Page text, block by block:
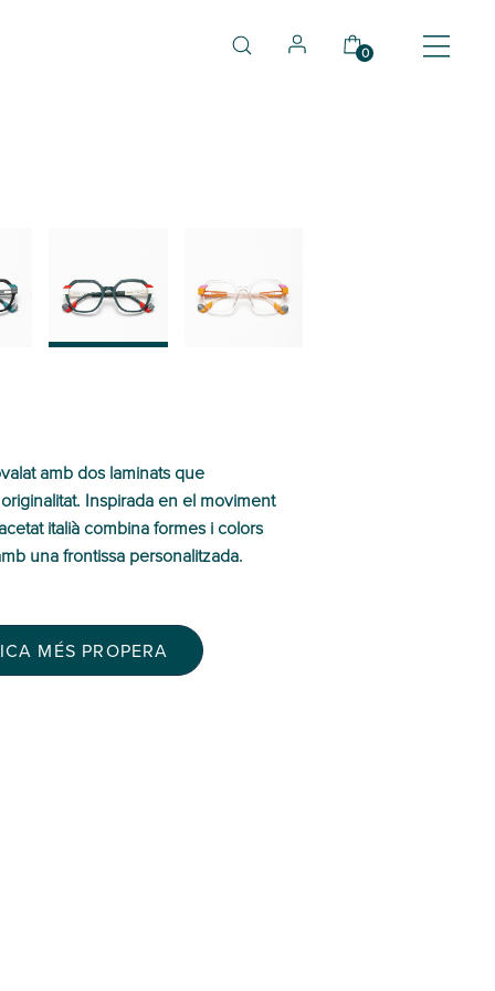
0
amb dos laminats que
Inspirada en el moviment
italià combina formes i colors
una frontissa personalitzada.
MÉS PROPERA